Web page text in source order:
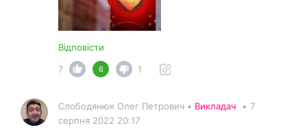
Відповісти
7
6 1
Слободянюк Олег Петрович • Викладач • 7
серпня 2022 20:17